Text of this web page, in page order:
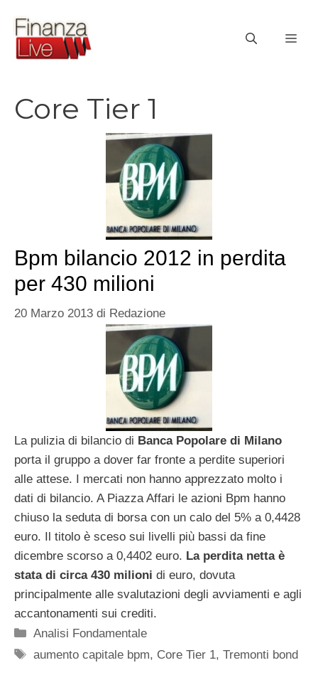
contenuto
Core Tier 1
Bpm bilancio 2012 in perdita
per 430 milioni
20 Marzo 2013 di Redazione
La pulizia di bilancio di Banca Popolare di Milano
porta il gruppo a dover far fronte a perdite superiori
alle attese. I mercati non hanno apprezzato molto i
dati di bilancio. A Piazza Affari le azioni Bpm hanno
chiuso la seduta di borsa con un calo del 5% a 0,4428
euro. Il titolo è sceso sui livelli più bassi da fine
dicembre scorso a 0,4402 euro. La perdita netta è
stata di circa 430 milioni di euro, dovuta
principalmente alle svalutazioni degli avviamenti e agli
accantonamenti sui crediti.
Categorie
Analisi Fondamentale
Tag
aumento capitale bpm, Core Tier 1,Tremonti bond